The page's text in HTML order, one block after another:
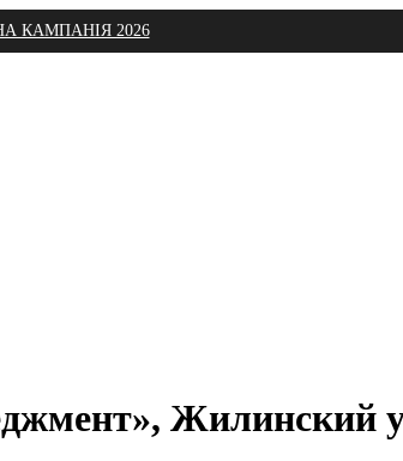
КАМПАНІЯ 2026
Жилинский